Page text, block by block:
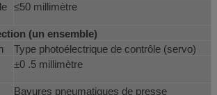
≤50 millimètre
(un ensemble)
Type photoélectrique de contrôle (servo)
±0 .5 millimètre
Bavures pneumatiques de presse